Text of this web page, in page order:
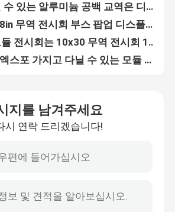
20ft 샷은 맞춘 모듈 전시 부스 전시장을 무역 전시회에서 보입니다
실내 주도하는 차별주의자 라이트 박스 그래픽스 거래는 디스플레이 벽 1mx2m을 보여줍니다
3MX2.4M Portable Fabric Light Box Frame Trade Show Fabric Wall For Event 110g
지를 남겨주세요
시 연락 드리겠습니다!